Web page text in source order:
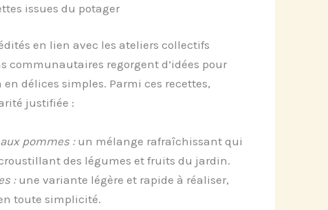
issues du potager
en lien avec les ateliers collectifs
communautaires regorgent d’idées pour
délices simples. Parmi ces recettes,
justifiée :
pommes :un mélange rafraîchissant qui
des légumes et fruits du jardin.
:une variante légère et rapide à réaliser,
toute simplicité.